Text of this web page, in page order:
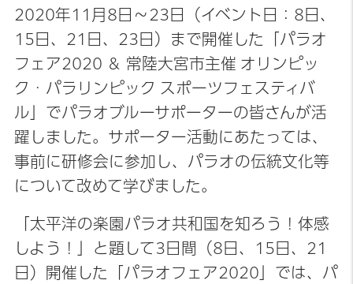
2020年11月8日～23日（イベント日：8日、
15日、21日、23日）まで開催した「パラオ
フェア2020 ＆ 常陸大宮市主催 オリンピッ
ク・パラリンピック スポーツフェスティバ
ル」でパラオブルーサポーターの皆さんが活
躍しました。サポーター活動にあたっては、
事前に研修会に参加し、パラオの伝統文化等
について改めて学びました。
「太平洋の楽園パラオ共和国を知ろう！体感
しよう！」と題して3日間（8日、15日、21
日）開催した「パラオフェア2020」では、パ